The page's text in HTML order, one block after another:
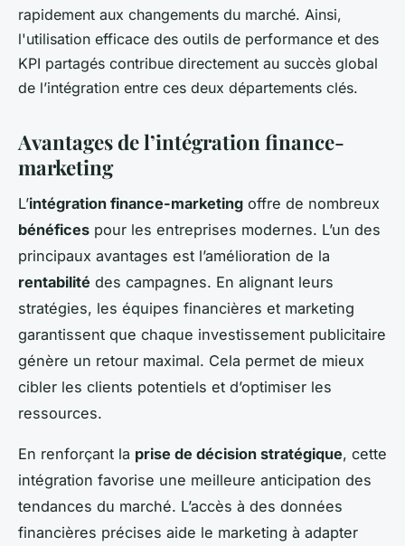
rapidement aux changements du marché. Ainsi,
l'utilisation efficace des outils de performance et des
KPI partagés contribue directement au succès global
de l’intégration entre ces deux départements clés.
Avantages de l’intégration finance-
marketing
L’intégration finance-marketing offre de nombreux
bénéfices pour les entreprises modernes. L’un des
principaux avantages est l’amélioration de la
rentabilité des campagnes. En alignant leurs
stratégies, les équipes financières et marketing
garantissent que chaque investissement publicitaire
génère un retour maximal. Cela permet de mieux
cibler les clients potentiels et d’optimiser les
ressources.
En renforçant la prise de décision stratégique, cette
intégration favorise une meilleure anticipation des
tendances du marché. L’accès à des données
financières précises aide le marketing à adapter